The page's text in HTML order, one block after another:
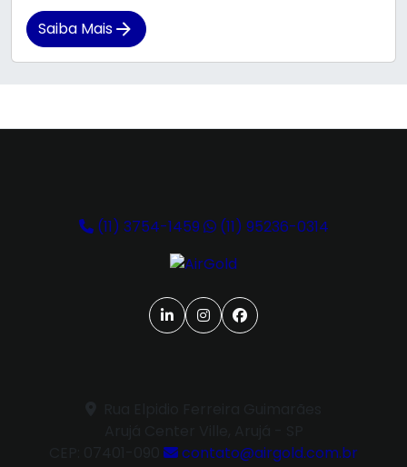
Saiba Mais
(11) 3754-1459 (11) 95236-0314
contato@airgold.com.br